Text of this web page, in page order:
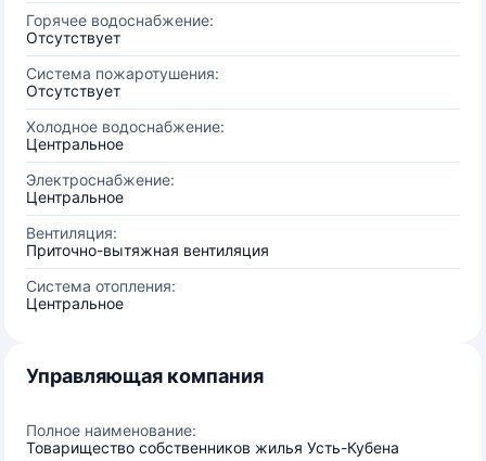
Горячее водоснабжение:
Отсутствует
Система пожаротушения:
Отсутствует
Холодное водоснабжение:
Центральное
Электроснабжение:
Центральное
Вентиляция:
Приточно-вытяжная вентиляция
Система отопления:
Центральное
Управляющая компания
Полное наименование:
Товарищество собственников жилья Усть-Кубена